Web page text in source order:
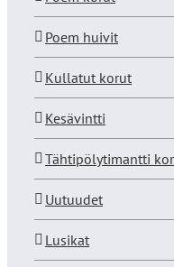
Poem huivit
Kullatut korut
Kesävintti
Tähtipölytimantti
Uutuudet
Lusikat